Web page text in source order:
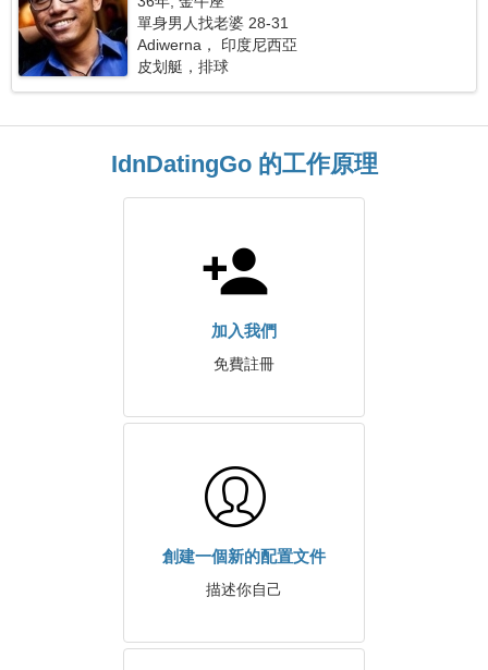
單身男人找老婆 28-31
Adiwerna， 印度尼西亞
皮划艇，排球
IdnDatingGo 的工作原理
加入我們
免費註冊
創建一個新的配置文件
描述你自己